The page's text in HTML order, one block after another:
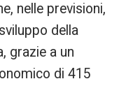
nelle previsioni,
della
grazie a un
di 415